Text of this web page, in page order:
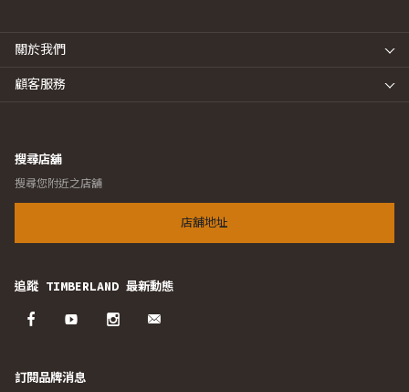
關於我們
顧客服務
搜尋店舖
搜尋您附近之店舖
店舖地址
追蹤 TIMBERLAND 最新動態
訂閱品牌消息